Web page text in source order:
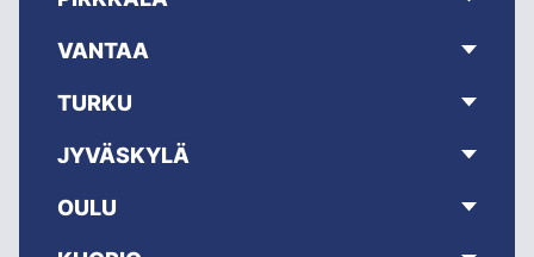
VANTAA
TURKU
JYVÄSKYLÄ
OULU